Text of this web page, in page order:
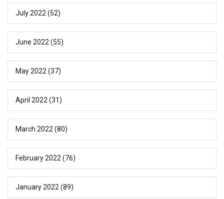
July 2022 (52)
June 2022 (55)
May 2022 (37)
April 2022 (31)
March 2022 (80)
February 2022 (76)
January 2022 (89)